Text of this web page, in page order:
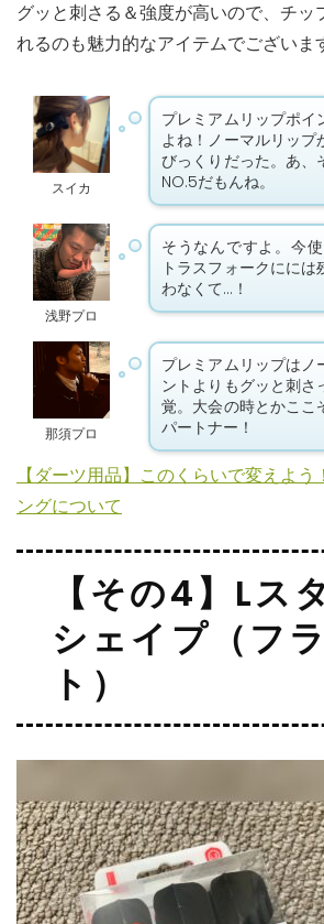
グッと刺さる＆強度が高いので、チッ
れるのも魅力的なアイテムでございま
スイカ
プレミアムリップポ
よね！ノーマルリップ
びっくりだった。あ、
NO.5だもんね。
浅野プロ
そうなんですよ。今
トラスフォークにに
わなくて…！
那須プロ
プレミアムリップはノ
ントよりもグッと刺
覚。大会の時とかここ
パートナー！
【ダーツ用品】このくらいで変えよう
ングについて
【その4】Lス
シェイプ（フ
ト）